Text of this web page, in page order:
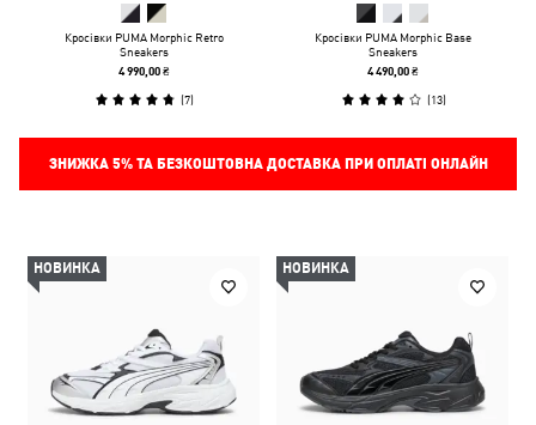
Кросівки PUMA Morphic Retro
Sneakers
4 990,00 ₴
(7)
Кросівки PUMA Morphic Base
Sneakers
4 490,00 ₴
(13)
ЗНИЖКА 5%ТА БЕЗКОШТОВНА ДОСТАВКА ПРИ ОПЛАТІ ОНЛАЙН
НОВИНКА НОВИНКА